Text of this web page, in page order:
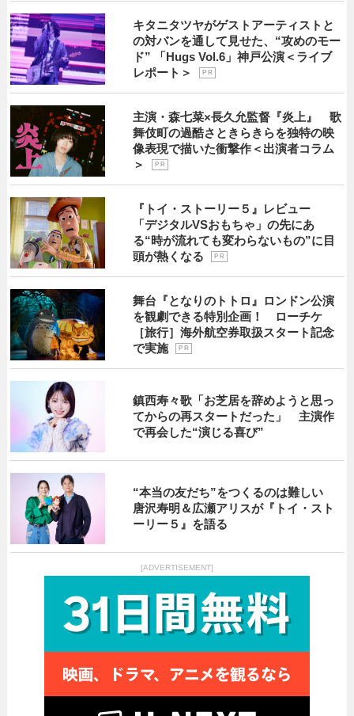
キタニタツヤがゲストアーティストと
の対バンを通して見せた、“攻めのモー
ド” 「Hugs Vol.6」神戸公演＜ライブ
レポート＞
P R
主演・森七菜×長久允監督『炎上』 歌
舞伎町の過酷さときらきらを独特の映
像表現で描いた衝撃作＜出演者コラム
＞
P R
『トイ・ストーリー５』レビュー
「デジタルVSおもちゃ」の先にあ
る“時が流れても変わらないもの”に目
頭が熱くなる
P R
舞台『となりのトトロ』ロンドン公演
を観劇できる特別企画！ ローチケ
［旅行］海外航空券取扱スタート記念
で実施
P R
鎮西寿々歌「お芝居を辞めようと思っ
てからの再スタートだった」 主演作
で再会した“演じる喜び”
“本当の友だち”をつくるのは難しい
唐沢寿明＆広瀬アリスが『トイ・スト
ーリー５』を語る
[ADVERTISEMENT]